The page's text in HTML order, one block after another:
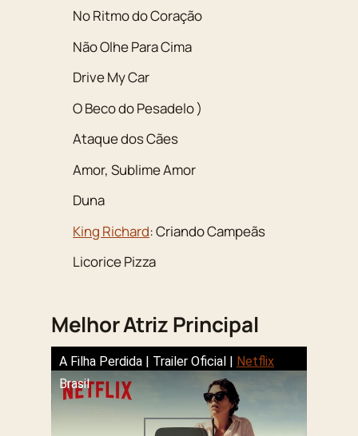
No Ritmo do Coração
Não Olhe Para Cima
Drive My Car
O Beco do Pesadelo )
Ataque dos Cães
Amor, Sublime Amor
Duna
King Richard: Criando Campeãs
Licorice Pizza
Melhor Atriz Principal
A Filha Perdida | Trailer Oficial | Netflix
Brasil